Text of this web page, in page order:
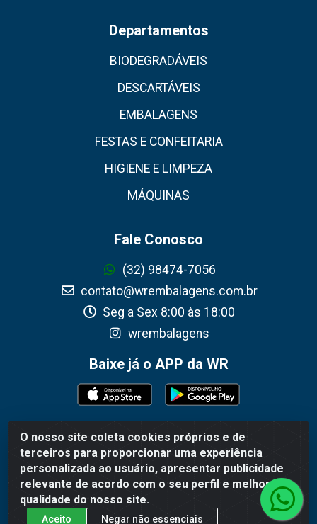
O nosso site coleta cookies próprios e de
terceiros para proporcionar uma experiência
personalizada ao usuário, apresentar publicidade
relevante de acordo com o seu perfil e melhorar a
qualidade do nosso site.
Aceito Negar não essenciais
Departamentos
BIODEGRADÁVEIS
DESCARTÁVEIS
EMBALAGENS
FESTAS E CONFEITARIA
HIGIENE E LIMPEZA
MÁQUINAS
Fale Conosco
(32) 98474-7056
contato@wrembalagens.com.br
Seg a Sex 8:00 às 18:00
wrembalagens
Baixe já o APP da WR
WR Embalagens - R. Cel. Teodoro Gomes de Araújo,
1360 - Grogotó - Barbacena / MG - CEP 36202-628 -
CNPJ 02.692.206/0001-55